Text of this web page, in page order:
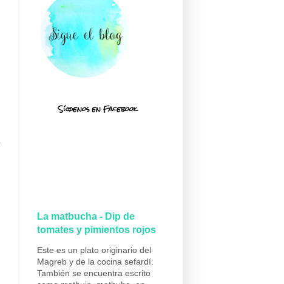
Síguenos en Facebook
La matbucha - Dip de
tomates y pimientos rojos
Este es un plato originario del
Magreb y de la cocina sefardí.
También se encuentra escrito